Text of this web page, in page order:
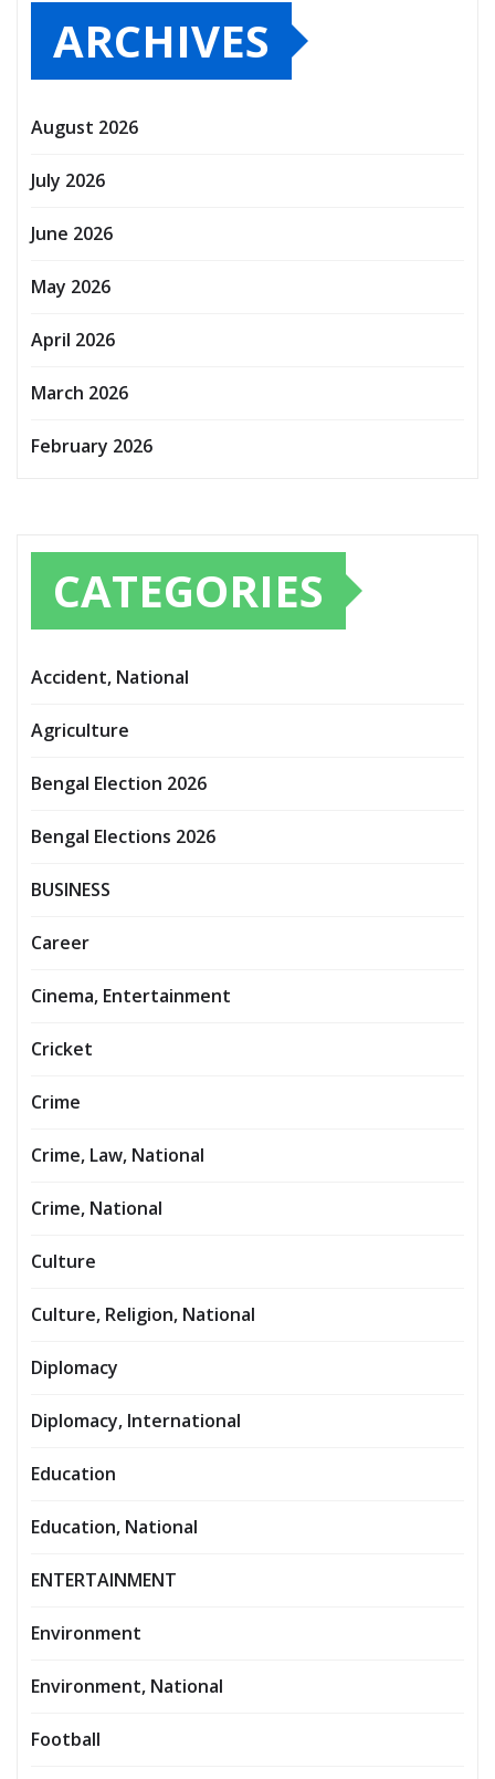
ARCHIVES
August 2026
July 2026
June 2026
May 2026
April 2026
March 2026
February 2026
CATEGORIES
Accident, National
Agriculture
Bengal Election 2026
Bengal Elections 2026
BUSINESS
Career
Cinema, Entertainment
Cricket
Crime
Crime, Law, National
Crime, National
Culture
Culture, Religion, National
Diplomacy
Diplomacy, International
Education
Education, National
ENTERTAINMENT
Environment
Environment, National
Football